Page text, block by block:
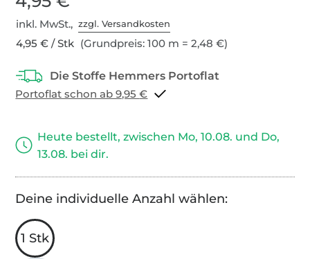
inkl. MwSt.,zzgl. Versandkosten
4,95 € / Stk (Grundpreis: 100 m = 2,48 €)
Portoflat schon ab 9,95 €
Heute bestellt, zwischen Mo, 10.08. und Do,
13.08. bei dir.
Deine individuelle Anzahl wählen:
1 Stk